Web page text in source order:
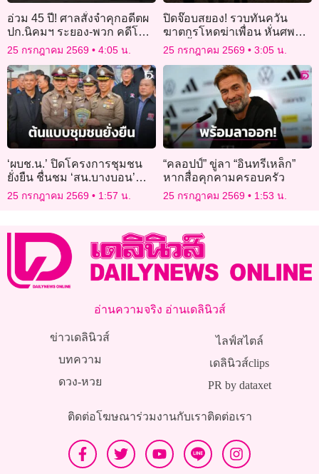
อ่วม 45 ปี! ศาลสั่งจำคุกอดีตผ
ปก.นิคมฯ ระยอง-พวก คดีโกง
งบฝึกอบรมฯ
25 กรกฎาคม 2569 4:05 น.
ปิดจ๊อบสยอง! รวบทันควัน
ฆาตกรโหดฆ่าเพื่อน หั่นศพ
แยกทิ้งอำพราง
25 กรกฎาคม 2569 3:05 น.
‘ผบช.น.’ ปิดโครงการชุมชน
ยั่งยืน ชื่นชม ‘สน.บางบอน’
ต้นแบบชุมชนปลอดยาเสพติด
25 กรกฎาคม 2569 1:57 น.
“คลอปป์” ขู่ลา “อินทรีเหล็ก”
หากสื่อคุกคามครอบครัว
25 กรกฎาคม 2569 1:53 น.
อ่านความจริง อ่านเดลินิวส์
ข่าวเดลินิวส์
บทความ
ดวง-หวย
ไลฟ์สไตล์
เดลินิวส์clips
PR by dataxet
ติดต่อโฆษณาร่วมงานกับเราติดต่อเรา